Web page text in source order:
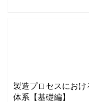
製造プロセスにお
体系【基礎編】